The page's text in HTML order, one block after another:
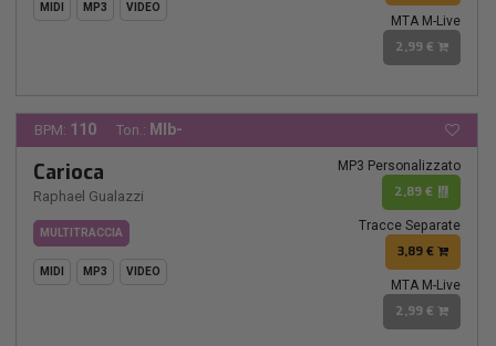
MIDI MP3 VIDEO
MTA M-Live
2,99 €
BPM: 110 Ton.: MIb-
Carioca
Raphael Gualazzi
MULTITRACCIA
MIDI MP3 VIDEO
MP3 Personalizzato
2,89 €
Tracce Separate
3,89 €
MTA M-Live
2,99 €